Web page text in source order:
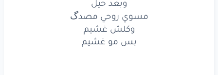
تعبانينأشيل
بيةاستاهل
وبعدحيل
وبعد حيل
مسوي روحي مصدگ
وكلش غشيم
بس مو غشيم